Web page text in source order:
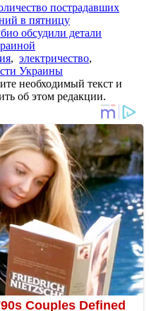
пострадавших
в пятницу
обсудили детали
, электричество,
Украины
необходимый текст и
об этом редакции.